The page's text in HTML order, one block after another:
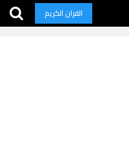
القران الكريم